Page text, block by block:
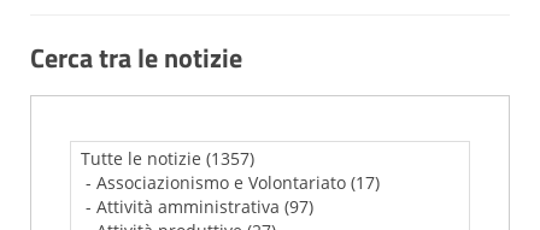
Cerca tra le notizie